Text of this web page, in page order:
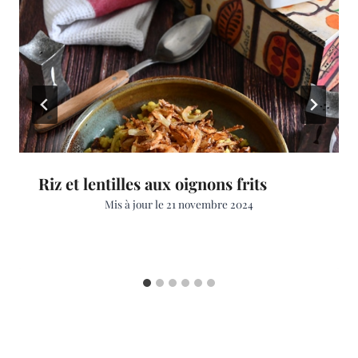
Riz et lentilles aux oignons frits
Mis à jour le 21 novembre 2024